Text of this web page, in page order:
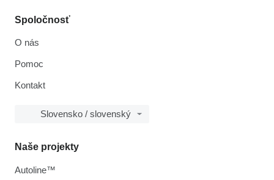
Spoločnosť
O nás
Pomoc
Kontakt
Slovensko / slovenský
Naše projekty
Autoline™